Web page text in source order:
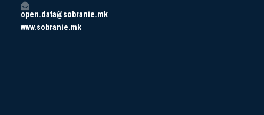
open.data@sobranie.mk
www.sobranie.mk